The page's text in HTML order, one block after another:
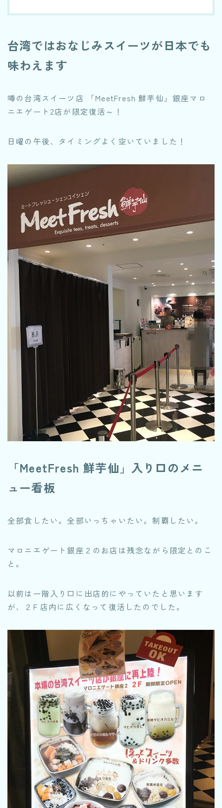
台湾ではおなじみスイーツが日本でも
味わえます
噂の台湾スイーツ店 「MeetFresh 鮮芋仙」銀座マロ
ニエゲート2店が限定復活～！
日曜の午後、タイミングよく空いていました！
「MeetFresh 鮮芋仙」入り口のメニ
ュー看板
全部食したい。全部いっちゃいたい。制覇したい。
マロニエゲート銀座２のお店は残念ながら限定とのこ
と。
以前は一階入り口に出店的にやっていたと思います
が、２F 店内に広くなって復活したのでした。